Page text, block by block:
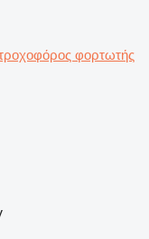
φορτωτής